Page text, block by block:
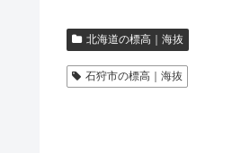
北海道の標高｜海抜
石狩市の標高｜海抜